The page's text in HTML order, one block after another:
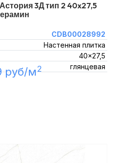
3Д тип 2 40x27,5
CDB00028992
Настенная плитка
40x27,5
глянцевая
руб/м2